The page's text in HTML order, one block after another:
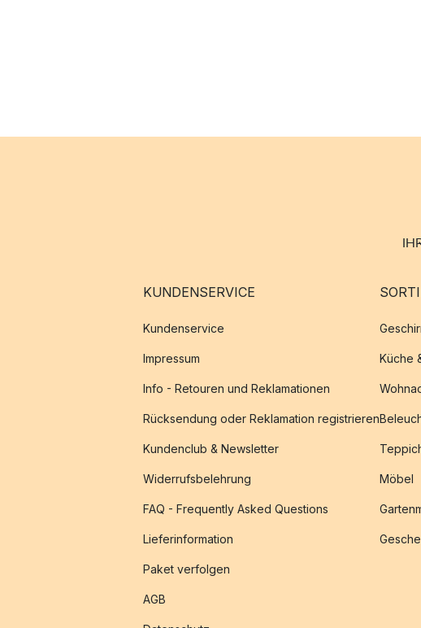
KUNDENSERVICE
Kundenservice
Impressum
Info - Retouren und Reklamationen
Rücksendung oder Reklamation registrieren
Kundenclub & Newsletter
Widerrufsbelehrung
FAQ - Frequently Asked Questions
Lieferinformation
Paket verfolgen
AGB
Küche
Möbel